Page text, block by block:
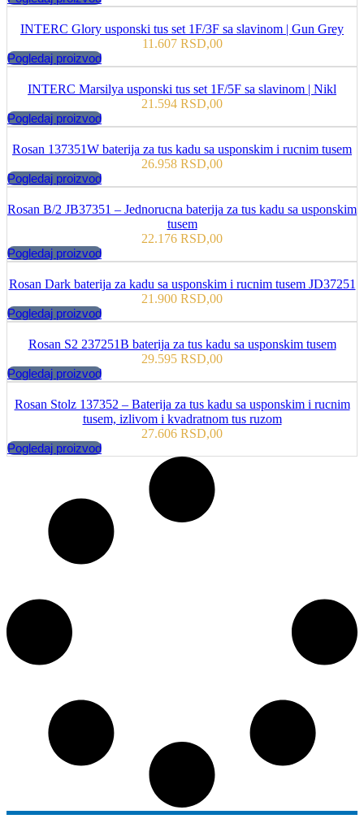
INTERC Glory usponski tus set 1F/3F sa slavinom | Gun Grey
11.607 RSD,00
Pogledaj proizvod
INTERC Marsilya usponski tus set 1F/5F sa slavinom | Nikl
21.594 RSD,00
Pogledaj proizvod
Rosan 137351W baterija za tus kadu sa usponskim i rucnim tusem
26.958 RSD,00
Pogledaj proizvod
Rosan B/2 JB37351 – Jednorucna baterija za tus kadu sa usponskim
tusem
22.176 RSD,00
Pogledaj proizvod
Rosan Dark baterija za kadu sa usponskim i rucnim tusem JD37251
21.900 RSD,00
Pogledaj proizvod
Rosan S2 237251B baterija za tus kadu sa usponskim tusem
29.595 RSD,00
Pogledaj proizvod
Rosan Stolz 137352 – Baterija za tus kadu sa usponskim i rucnim
tusem, izlivom i kvadratnom tus ruzom
27.606 RSD,00
Pogledaj proizvod